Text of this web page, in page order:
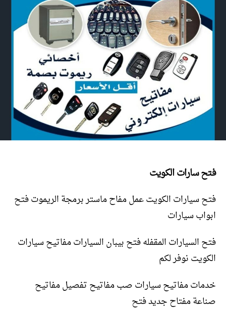
فتح سارات الكويت
فتح سيارات الكويت عمل مفاح ماستر برمجة الريموت فتح
ابواب سيارات
فتح السيارات المقفله فتح بيبان السيارات مفاتيح سيارات
الكويت نوفر لكم
خدمات مفاتيح سيارات صب مفاتيح تفصيل مفاتيح
صناعة مفتاح جديد فتح